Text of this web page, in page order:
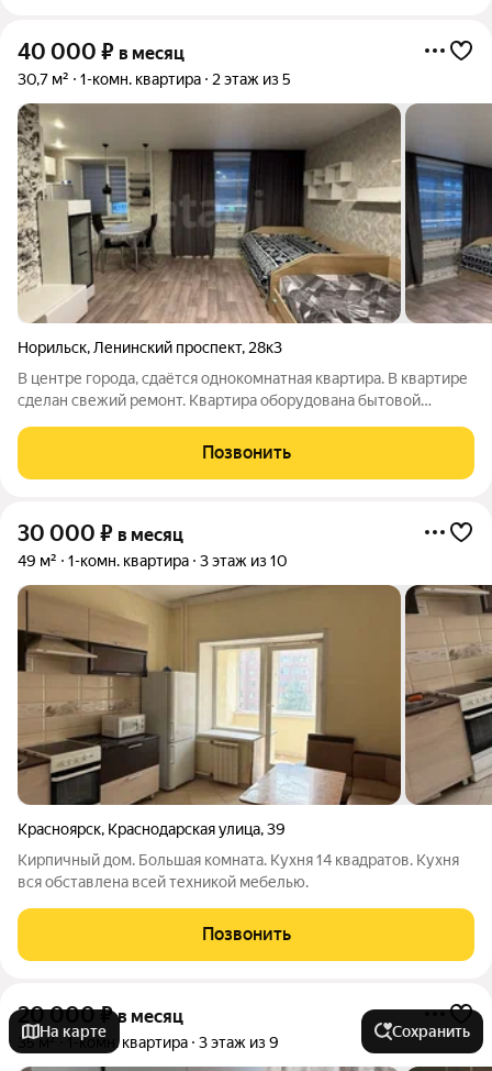
40 000 ₽ в месяц
30,7 м² 1-комн. квартира 2 этаж из 5
Норильск, Ленинский проспект, 28к3
В центре города, сдаётся однокомнатная квартира. В квартире
сделан свежий ремонт. Квартира оборудована бытовой
есть, на фото нет. Сан узел совмещен. Установлена душевая
кабина. Вся
Позвонить
30 000 ₽ в месяц
49 м² 1-комн. квартира 3 этаж из 10
Красноярск, Краснодарская улица,39
Кирпичный дом. Большая комната. Кухня 14 квадратов. Кухня
вся обставлена всей техникой мебелью.
Позвонить
20 000₽ в месяц
35 м² 1-комн. квартира 3 этаж из 9
На карте Сохранить